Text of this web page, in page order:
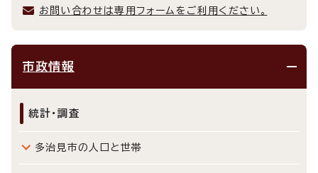
お問い合わせは専用フォームをご利用ください。
市政情報
統計・調査
多治見市の人口と世帯